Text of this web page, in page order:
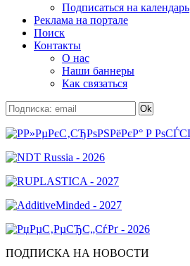
Подписаться на календарь
Реклама на портале
Поиск
Контакты
О нас
Наши баннеры
Как связаться
ПОДПИСКА НА НОВОСТИ